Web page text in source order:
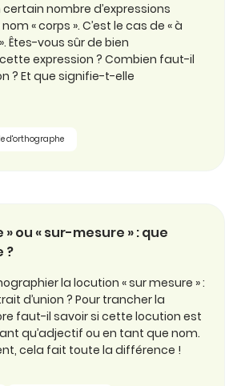
nombre d’expressions
« corps ». C’est le cas de « à
Êtes-vous sûr de bien
expression ? Combien faut-il
? Et que signifie-t-elle
d'orthographe
» ou « sur-mesure » : que
?
la locution « sur mesure » :
d’union ? Pour trancher la
faut-il savoir si cette locution est
qu’adjectif ou en tant que nom.
cela fait toute la différence !